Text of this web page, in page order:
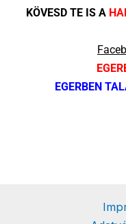
KÖVESD TE IS A
EGERBEN